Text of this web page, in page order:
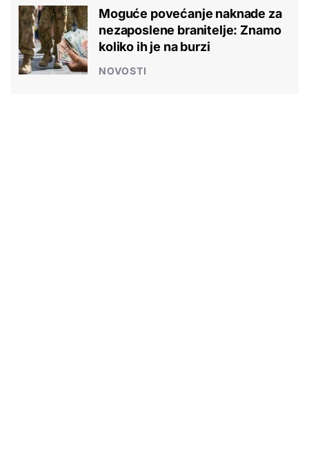
Moguće povećanje naknade za
nezaposlene branitelje: Znamo
koliko ih je na burzi
NOVOSTI